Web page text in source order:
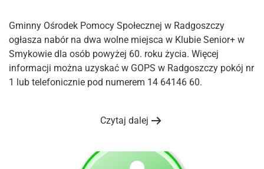
Gminny Ośrodek Pomocy Społecznej w Radgoszczy
ogłasza nabór na dwa wolne miejsca w Klubie Senior+ w
Smykowie dla osób powyżej 60. roku życia. Więcej
informacji można uzyskać w GOPS w Radgoszczy pokój nr
1 lub telefonicznie pod numerem 14 64146 60.
Czytaj dalej